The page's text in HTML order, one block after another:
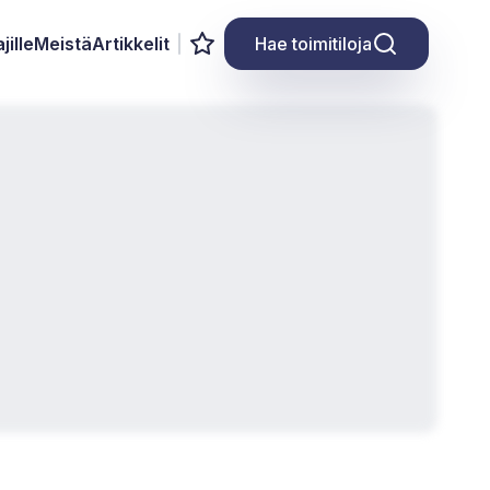
MeistäArtikkelit Hae toimitiloja